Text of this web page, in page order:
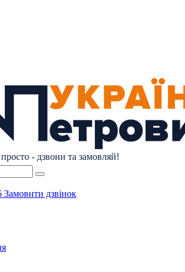
- дзвони та замовляй!
Замовити дзвінок